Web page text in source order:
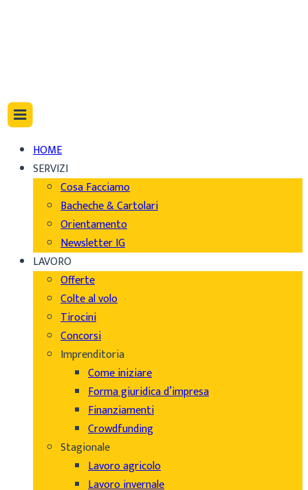
HOME
SERVIZI
Cosa Facciamo
Bacheche & Cartolari
Orientamento
Newsletter IG
LAVORO
Offerte
Colte al volo
Tirocini
Concorsi
Imprenditoria
Come iniziare
Forma giuridica d’impresa
Finanziamenti
Crowdfunding
Stagionale
Lavoro agricolo
Lavoro invernale